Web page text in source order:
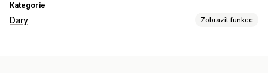
Kategorie
Dary Zobrazit funkce